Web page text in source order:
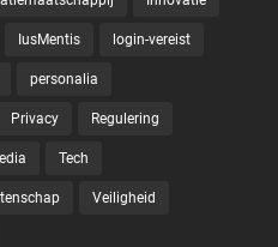
IusMentis login-vereist
personalia
Privacy Regulering
Tech
Veiligheid